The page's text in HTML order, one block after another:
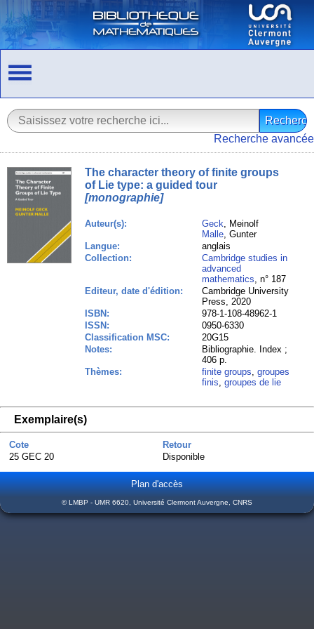
Recherche avancée
The character theory of finite groups
of Lie type: a guided tour
[monographie]
Auteur(s): Geck, Meinolf
Malle, Gunter
Langue:
anglais
Collection:
Cambridge studies in
advanced
mathematics, n° 187
Editeur, date d'édition:
Cambridge University
Press, 2020
ISBN:
978-1-108-48962-1
ISSN:
0950-6330
Classification MSC:
20G15
Notes:
Bibliographie. Index ;
406 p.
Thèmes:
finite groups,groupes
finis,groupes de lie
Exemplaire(s)
Cote
Retour
25 GEC 20
Disponible
Plan d'accès
© LMBP - UMR 6620, Université Clermont Auvergne, CNRS